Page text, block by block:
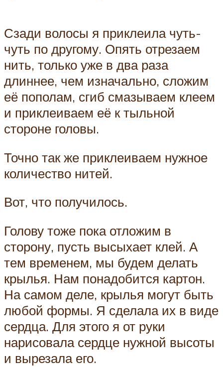
Сзади волосы я приклеила чуть-
чуть по другому. Опять отрезаем
нить, только уже в два раза
длиннее, чем изначально, сложим
её пополам, сгиб смазываем клеем
и приклеиваем её к тыльной
стороне головы.
Точно так же приклеиваем нужное
количество нитей.
Вот, что получилось.
Голову тоже пока отложим в
сторону, пусть высыхает клей. А
тем временем, мы будем делать
крылья. Нам понадобится картон.
На самом деле, крылья могут быть
любой формы. Я сделала их в виде
сердца. Для этого я от руки
нарисовала сердце нужной высоты
и вырезала его.